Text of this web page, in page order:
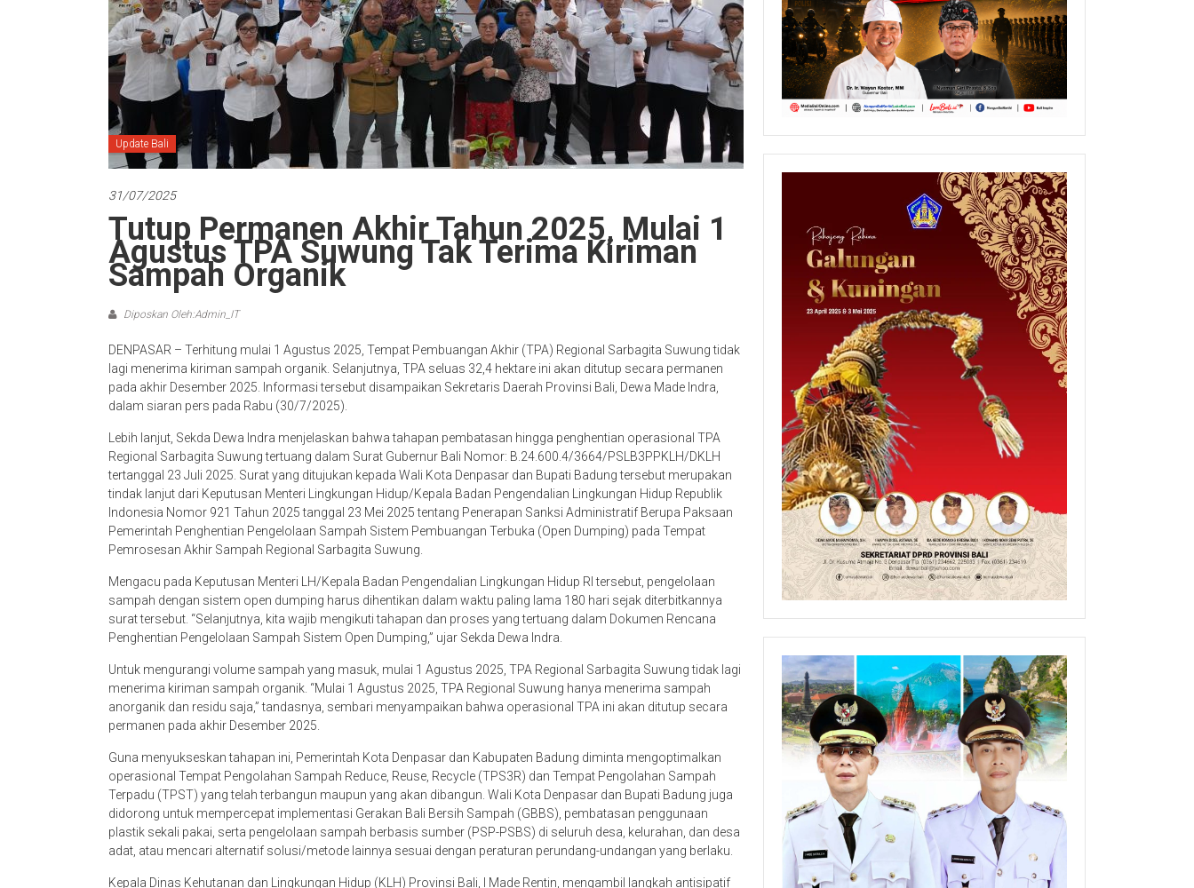
Update Bali
31/07/2025
Tutup Permanen Akhir Tahun 2025, Mulai 1
Agustus TPA Suwung Tak Terima Kiriman
Sampah Organik
Diposkan Oleh:Admin_IT
DENPASAR – Terhitung mulai 1 Agustus 2025, Tempat Pembuangan Akhir (TPA) Regional Sarbagita Suwung tidak
lagi menerima kiriman sampah organik. Selanjutnya, TPA seluas 32,4 hektare ini akan ditutup secara permanen
pada akhir Desember 2025. Informasi tersebut disampaikan Sekretaris Daerah Provinsi Bali, Dewa Made Indra,
dalam siaran pers pada Rabu (30/7/2025).
Lebih lanjut, Sekda Dewa Indra menjelaskan bahwa tahapan pembatasan hingga penghentian operasional TPA
Regional Sarbagita Suwung tertuang dalam Surat Gubernur Bali Nomor: B.24.600.4/3664/PSLB3PPKLH/DKLH
tertanggal 23 Juli 2025. Surat yang ditujukan kepada Wali Kota Denpasar dan Bupati Badung tersebut merupakan
tindak lanjut dari Keputusan Menteri Lingkungan Hidup/Kepala Badan Pengendalian Lingkungan Hidup Republik
Indonesia Nomor 921 Tahun 2025 tanggal 23 Mei 2025 tentang Penerapan Sanksi Administratif Berupa Paksaan
Pemerintah Penghentian Pengelolaan Sampah Sistem Pembuangan Terbuka (Open Dumping) pada Tempat
Pemrosesan Akhir Sampah Regional Sarbagita Suwung.
Mengacu pada Keputusan Menteri LH/Kepala Badan Pengendalian Lingkungan Hidup RI tersebut, pengelolaan
sampah dengan sistem open dumping harus dihentikan dalam waktu paling lama 180 hari sejak diterbitkannya
surat tersebut. “Selanjutnya, kita wajib mengikuti tahapan dan proses yang tertuang dalam Dokumen Rencana
Penghentian Pengelolaan Sampah Sistem Open Dumping,” ujar Sekda Dewa Indra.
Untuk mengurangi volume sampah yang masuk, mulai 1 Agustus 2025, TPA Regional Sarbagita Suwung tidak lagi
menerima kiriman sampah organik. “Mulai 1 Agustus 2025, TPA Regional Suwung hanya menerima sampah
anorganik dan residu saja,” tandasnya, sembari menyampaikan bahwa operasional TPA ini akan ditutup secara
permanen pada akhir Desember 2025.
Guna menyukseskan tahapan ini, Pemerintah Kota Denpasar dan Kabupaten Badung diminta mengoptimalkan
operasional Tempat Pengolahan Sampah Reduce, Reuse, Recycle (TPS3R) dan Tempat Pengolahan Sampah
Terpadu (TPST) yang telah terbangun maupun yang akan dibangun. Wali Kota Denpasar dan Bupati Badung juga
didorong untuk mempercepat implementasi Gerakan Bali Bersih Sampah (GBBS), pembatasan penggunaan
plastik sekali pakai, serta pengelolaan sampah berbasis sumber (PSP-PSBS) di seluruh desa, kelurahan, dan desa
adat, atau mencari alternatif solusi/metode lainnya sesuai dengan peraturan perundang-undangan yang berlaku.
Kepala Dinas Kehutanan dan Lingkungan Hidup (KLH) Provinsi Bali, I Made Rentin, mengambil langkah antisipatif